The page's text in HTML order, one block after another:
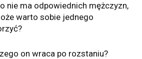
nie ma odpowiednich mężczyzn,
warto sobie jednego
on wraca po rozstaniu?